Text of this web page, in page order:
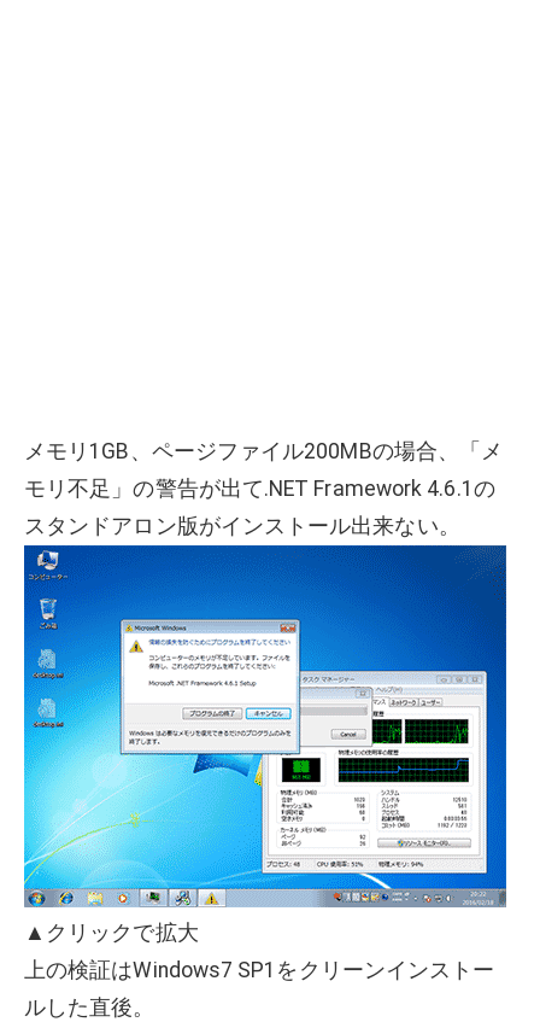
メモリ1GB、ページファイル200MBの場合、「メ
モリ不足」の警告が出て.NET Framework 4.6.1の
スタンドアロン版がインストール出来ない。
▲クリックで拡大
上の検証はWindows7 SP1をクリーンインストー
ルした直後。